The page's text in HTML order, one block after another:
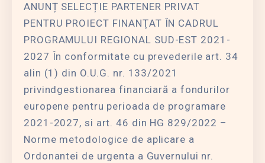
ANUNȚ SELECȚIE PARTENER PRIVAT
PENTRU PROIECT FINANŢAT ÎN CADRUL
PROGRAMULUI REGIONAL SUD-EST 2021-
2027 În conformitate cu prevederile art. 34
alin (1) din O.U.G. nr. 133/2021
privindgestionarea financiară a fondurilor
europene pentru perioada de programare
2021-2027, si art. 46 din HG 829/2022 –
Norme metodologice de aplicare a
Ordonantei de urgenta a Guvernului nr.